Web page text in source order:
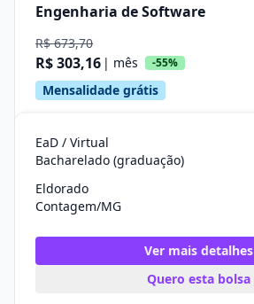
Engenharia de Software
R$ 673,70
R$ 303,16 | mês -55%
Mensalidade grátis
EaD / Virtual
Bacharelado (graduação)
Eldorado
Contagem/MG
Ver mais detalhes
Quero esta bolsa